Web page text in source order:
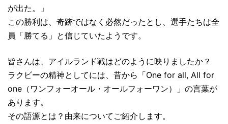
が出た。」
この勝利は、奇跡ではなく必然だったとし、選手たちは全
員「勝てる」と信じていたようです。
皆さんは、アイルランド戦はどのように映りましたか？
ラクビーの精神としてには、昔から「One for all, All for
one（ワンフォーオール・オールフォーワン）」の言葉が
あります。
その語源とは？由来についてご紹介します。